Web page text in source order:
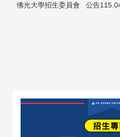
佛光大學招生委員會 公告